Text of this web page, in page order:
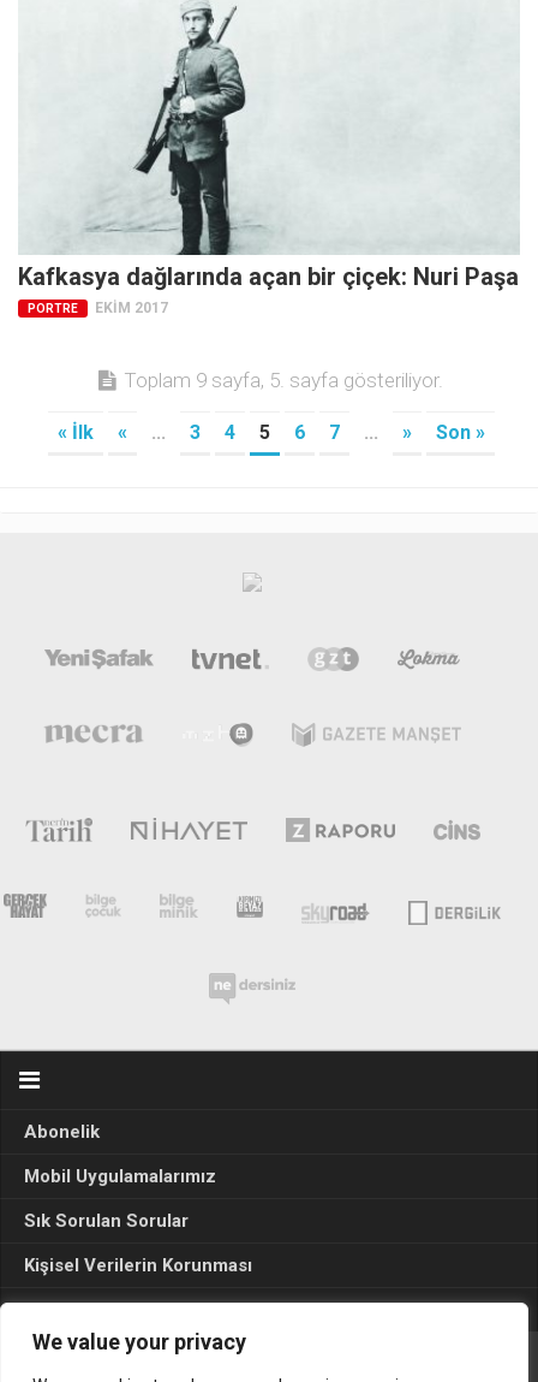
We value your privacy
Kafkasya dağlarında açan bir çiçek: Nuri Paşa
PORTRE EKIM 2017
Toplam 9 sayfa, 5. sayfa gösteriliyor.
« İlk « ... 3 4 5 6 7 ... » Son »
Abonelik
Mobil Uygulamalarımız
Sık Sorulan Sorular
Kişisel Verilerin Korunması
Seçim Sonuçları 2024